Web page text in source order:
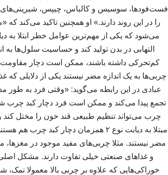
فست‌فودها، سوسیس و کالباس، چیپس،
را در این روند دارند.» او همچنین تاکید می‌کند
التهابی در بدن تولید کند و حساسیت سلول‌ها به
چربی‌ها به یک اندازه مضر نیستند یکی از دلایلی که
عبادی در این رابطه می‌گوید: «وقتی فرد به‌ طور
تجمع پیدا می‌کند و ممکن است فرد دچار کبد چرب
چرب می‌تواند تنظیم طبیعی قند خون را مختل کند
مبتلا به دیابت نوع ۲ همزمان دچار
مضر نیستند. مثلا چربی‌های مفید موجود در
و غذاهای صنعتی خیلی تفاوت دارند. مشکل
خوراکی‌هایی که علاوه بر چربی بالا معمولا نمک،